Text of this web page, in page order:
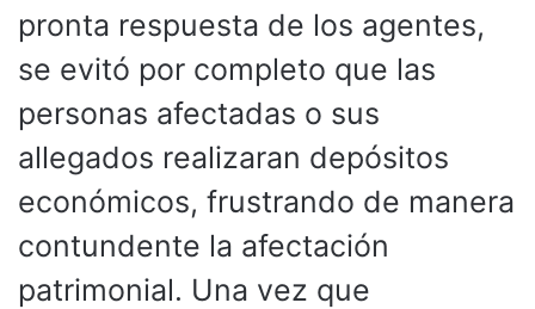
pronta respuesta de los agentes,
se evitó por completo que las
personas afectadas o sus
allegados realizaran depósitos
económicos, frustrando de manera
contundente la afectación
patrimonial. Una vez que